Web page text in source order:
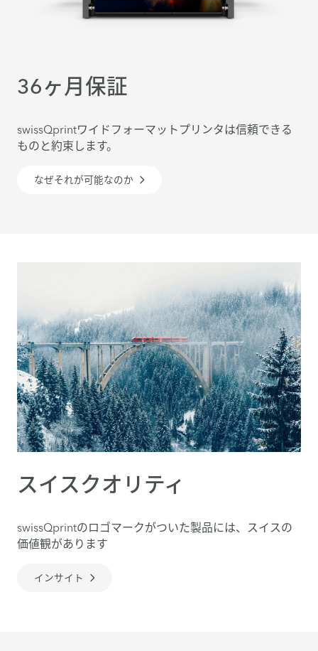
36ヶ月保証
swissQprintワイドフォーマットプリンタは信頼できる
ものと約束します。
なぜそれが可能なのか
スイスクオリティ
swissQprintのロゴマークがついた製品には、スイスの
価値観があります
インサイト